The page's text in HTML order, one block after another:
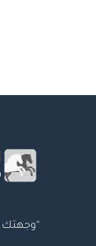
“وجهتك